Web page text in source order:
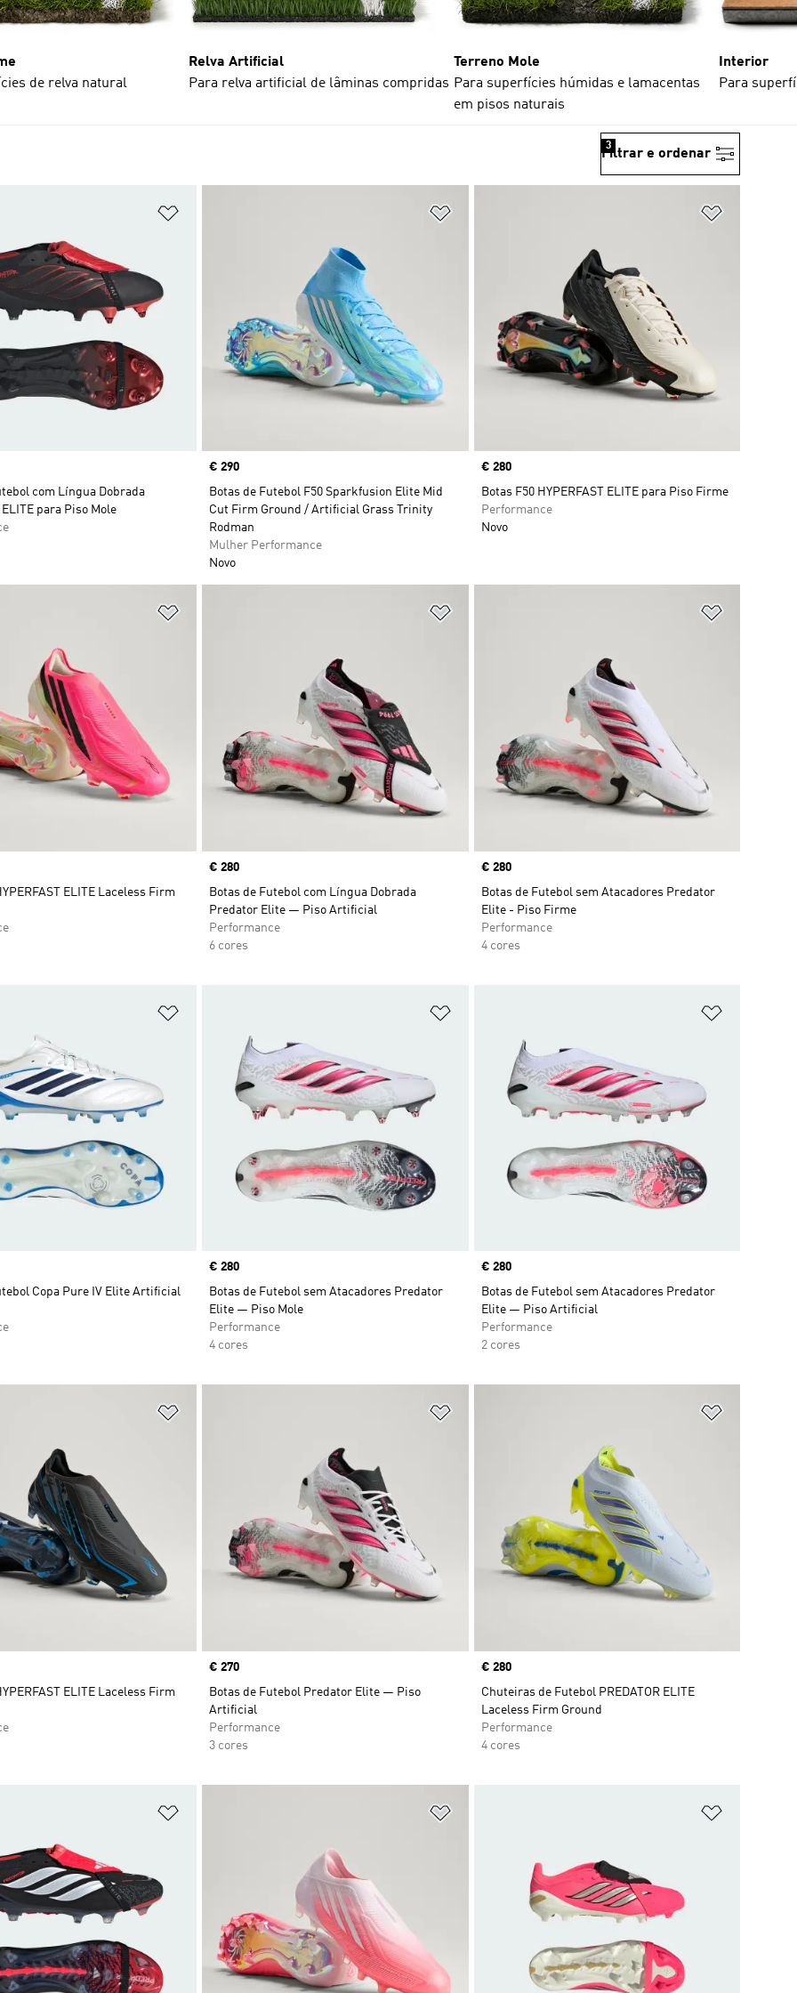
de relva natural
Relva Artificial
Para relva artificial de lâminas compridas
Terreno Mole
Para superfícies húmidas e lamacentas
em pisos naturais
Interior
Para
Filtrar e ordenar
3
com Língua Dobrada
ELITE para Piso Mole
Price
€ 290
Botas de Futebol F50 Sparkfusion Elite Mid
Cut Firm Ground / Artificial Grass Trinity
Rodman
Mulher Performance
Novo
Price
€ 280
Botas F50 HYPERFAST ELITE para Piso Firme
Performance
Novo
ELITE Laceless Firm
Price
€ 280
Botas de Futebol com Língua Dobrada
Predator Elite — Piso Artificial
Performance
6 cores
Price
€ 280
Botas de Futebol sem Atacadores Predator
Elite - Piso Firme
Performance
4 cores
Copa Pure IV Elite Artificial
Price
€ 280
Botas de Futebol sem Atacadores Predator
Elite — Piso Mole
Performance
4 cores
Price
€ 280
Botas de Futebol sem Atacadores Predator
Elite — Piso Artificial
Performance
2 cores
ELITE Laceless Firm
Price
€ 270
Botas de Futebol Predator Elite — Piso
Artificial
Performance
3 cores
Price
€ 280
Chuteiras de Futebol PREDATOR ELITE
Laceless Firm Ground
Performance
4 cores